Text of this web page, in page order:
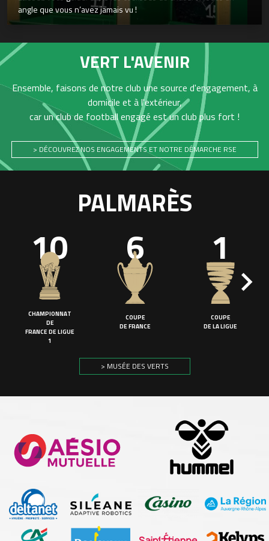
angle que vous n’avez jamais vu !
VERT L'AVENIR
Ensemble, faisons de notre club une source d'engagement, à
domicile et à l'extérieur,
car un club de football engagé est un club plus fort !
> DÉCOUVREZ NOS ENGAGEMENTS ET NOTRE DÉMARCHE RSE
PALMARÈS
10
CHAMPIONNAT
DE
FRANCE DE LIGUE
1
6
COUPE
DE FRANCE
1
COUPE
DE LA LIGUE
> MUSÉE DES VERTS